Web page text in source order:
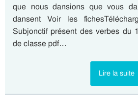
que nous dansions que vous
dansent Voir les
Subjonctif présent des verbes du
de classe pdf…
Lire la suite